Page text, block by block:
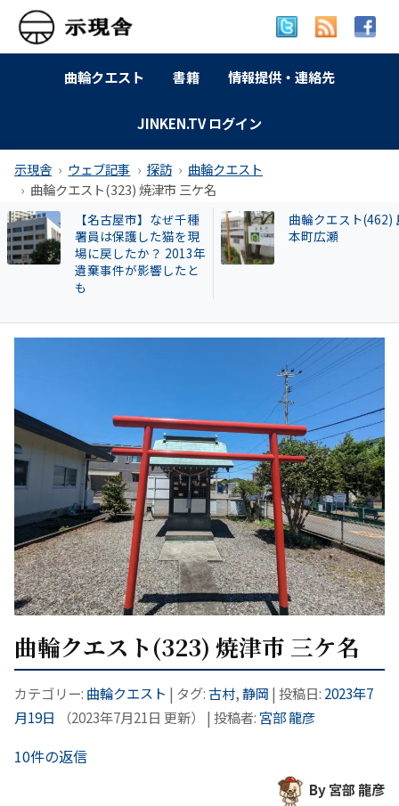
曲輪クエスト 書籍 情報提供・連絡先
JINKEN.TV ログイン
示現舎 ウェブ記事 探訪
曲輪クエスト
曲輪クエスト(323) 焼津市 三ケ名
曲輪クエスト(462) 島
本町広瀬
【和牛投資トラブ
和歌山県議を信奉
曲輪クエスト(323) 焼津市 三ケ名
カテゴリー: 曲輪クエスト | タグ:古村,静岡 | 投稿日: 2023年7
月19日
（2023年7月21日 更新） | 投稿者: 宮部 龍彦
10件の返信
By 宮部 龍彦